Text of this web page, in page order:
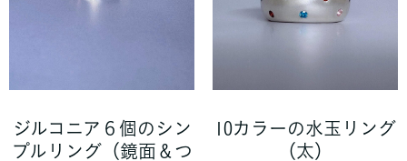
ジルコニア６個のシン
プルリング（鏡面＆つ
10カラーの水玉リング
（太）